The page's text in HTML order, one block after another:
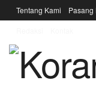
Tentang Kami
Pasang